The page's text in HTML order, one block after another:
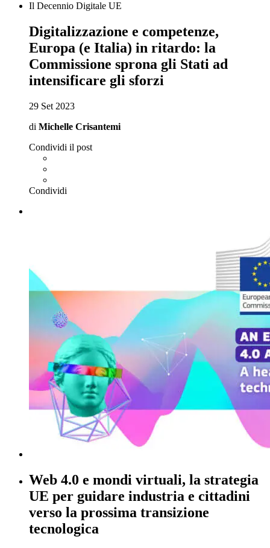
Il Decennio Digitale UE
Digitalizzazione e competenze,
Europa (e Italia) in ritardo: la
Commissione sprona gli Stati ad
intensificare gli sforzi
29 Set 2023
di Michelle Crisantemi
Condividi il post
Condividi
Web 4.0 e mondi virtuali, la strategia
UE per guidare industria e cittadini
verso la prossima transizione
tecnologica